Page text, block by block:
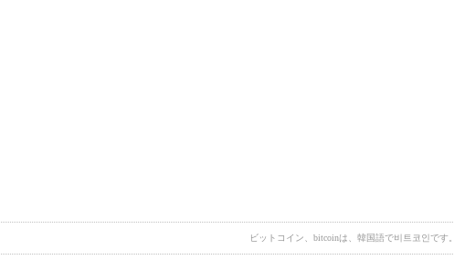
ビットコイン、bitcoinは、韓国語で비트코인です。